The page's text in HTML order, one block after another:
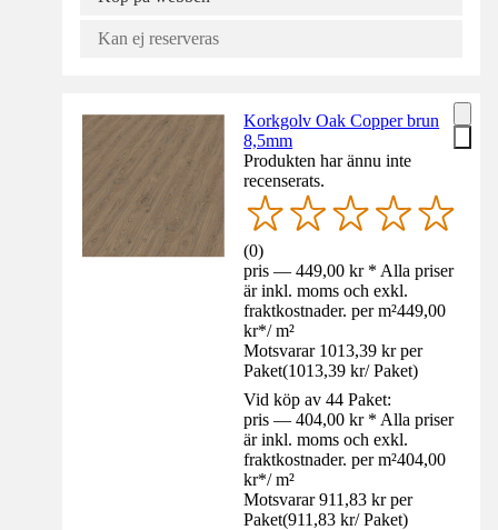
Kan ej reserveras
Korkgolv Oak Copper brun
8,5mm
Produkten har ännu inte
recenserats.
(0)
pris — 449,00 kr * Alla priser
är inkl. moms och exkl.
fraktkostnader. per m²449,00
kr*/ m²
Motsvarar 1013,39 kr per
Paket(1013,39 kr/ Paket)
Vid köp av 44 Paket:
pris — 404,00 kr * Alla priser
är inkl. moms och exkl.
fraktkostnader. per m²404,00
kr*/ m²
Motsvarar 911,83 kr per
Paket(911,83 kr/ Paket)